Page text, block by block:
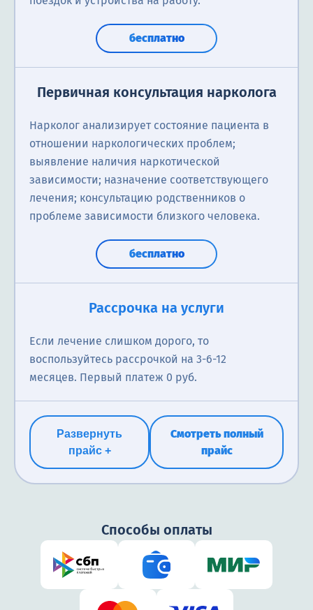
бесплатно
Первичная консультация нарколога
Нарколог анализирует состояние пациента в
отношении наркологических проблем;
выявление наличия наркотической
зависимости; назначение соответствующего
лечения; консультацию родственников о
проблеме зависимости близкого человека.
бесплатно
Рассрочка на услуги
Если лечение слишком дорого, то
воспользуйтесь рассрочкой на 3-6-12
месяцев. Первый платеж 0 руб.
Развернуть
прайс +
Смотреть полный
прайс
Способы оплаты